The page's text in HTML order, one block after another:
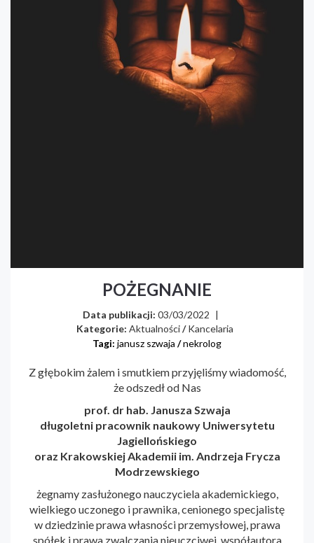
POŻEGNANIE
Data publikacji: 03/03/2022 |
Kategorie: Aktualności/Kancelaria
Tagi: janusz szwaja /nekrolog
Z głębokim żalem i smutkiem przyjęliśmy wiadomość,
że odszedł od Nas
prof. dr hab. Janusza Szwaja
długoletni pracownik naukowy Uniwersytetu
Jagiellońskiego
oraz Krakowskiej Akademii im. Andrzeja Frycza
Modrzewskiego
żegnamy zasłużonego nauczyciela akademickiego,
wielkiego uczonego i prawnika, cenionego specjalistę
w dziedzinie prawa własności przemysłowej, prawa
spółek i prawa zwalczania nieuczciwej, współautora